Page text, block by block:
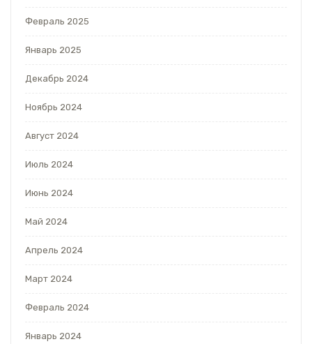
Февраль 2025
Январь 2025
Декабрь 2024
Ноябрь 2024
Август 2024
Июль 2024
Июнь 2024
Май 2024
Апрель 2024
Март 2024
Февраль 2024
Январь 2024